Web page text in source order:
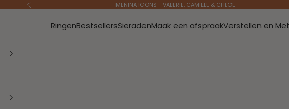
Vorige MENINA ICONS - VALERIE, CAMILLE & CHLOE
RingenBestsellersSieradenMaak een afspraakVerstellen en